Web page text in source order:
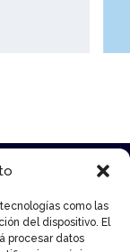
como las
del dispositivo. El
procesar datos